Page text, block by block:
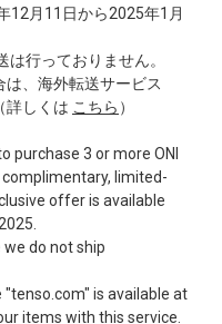
12月11日から2025年1月
行っておりません。
、海外転送サービス
詳しくは こちら ）
purchase 3 or more ONI
complimentary, limited-
offer is available
do not ship
is available at
items with this service.